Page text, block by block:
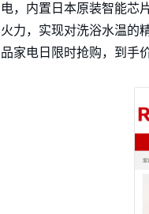
电，内置日本原装智能芯
火力，实现对洗浴水温的
品家电日限时抢购，到手